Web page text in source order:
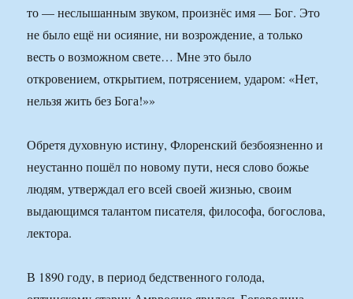
то — неслышанным звуком, произнёс имя — Бог. Это
не было ещё ни осияние, ни возрождение, а только
весть о возможном свете… Мне это было
откровением, открытием, потрясением, ударом: «Нет,
нельзя жить без Бога!»»
Обретя духовную истину, Флоренский безбоязненно и
неустанно пошёл по новому пути, неся слово божье
людям, утверждал его всей своей жизнью, своим
выдающимся талантом писателя, философа, богослова,
лектора.
В 1890 году, в период бедственного голода,